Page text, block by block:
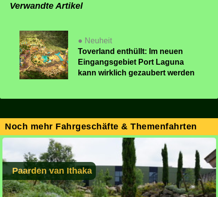
Verwandte Artikel
● Neuheit
Toverland enthüllt: Im neuen
Eingangsgebiet Port Laguna
kann wirklich gezaubert werden
Noch mehr Fahrgeschäfte & Themenfahrten
Paarden van Ithaka